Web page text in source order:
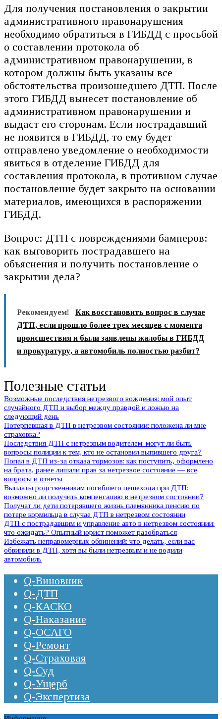
Для получения постановления о закрытии
административного правонарушения
необходимо обратиться в ГИБДД с просьбой
о составлении протокола об
административном правонарушении, в
котором должны быть указаны все
обстоятельства произошедшего ДТП. После
этого ГИБДД вынесет постановление об
административном правонарушении и
выдаст его сторонам. Если пострадавший
не появится в ГИБДД, то ему будет
отправлено уведомление о необходимости
явиться в отделение ГИБДД для
составления протокола, в противном случае
постановление будет закрыто на основании
материалов, имеющихся в распоряжении
ГИБДД.
Вопрос: ДТП с повреждениями бамперов:
как выговорить пострадавшего на
объяснения и получить постановление о
закрытии дела?
Рекомендуем!
Как восстановить вопрос в случае
ДТП, если прошло более трех месяцев с момента
происшествия и были заявлены жалобы в ГИБДД
и прокуратуру, а автомобиль полностью разбит?
Полезные статьи
Возможные последствия нетрезвого вождения: мой опыт
случайного ДТП и выбор между правдой и ложью на
следующий день
Потерпевшая в ДТП в нетрезвом состоянии: положена ли мне
страховка?
Последствия ДТП с нетрезвым водителем: могут ли быть
вопросы полиции к тем, кто не остановил выпившего друга?
Попал в ДТП из-за отказа тормозов: как поступить, оформлено
на брата, ранее лишали прав за нетрезвое состояние — все
вопросы и ответы
Выплаты родственникам погибшего пешехода при ДТП:
возможно ли получить компенсацию в нетрезвом состоянии?
Получат ли дети потерявшего жизнь племянника пенсию по
потере кормильца в случае ДТП в нетрезвом состоянии
ДТП с пострадавшим и управление авто в нетрезвом состоянии:
что ожидать? Опытный юрист поможет разобраться
Избежать неправомерных обвинений: что делать, если вас
обвинили в ДТП, хотя вы были нетрезвым и не водили
автомобиль
Q-Виновник
Q-ДТП
Q-КАСКО
Q-Наказание
Q-ОСАГО
Q-Ремонт
Q-Страховая
Q-Суд
Q-Ущерб
Q-Экспертиза